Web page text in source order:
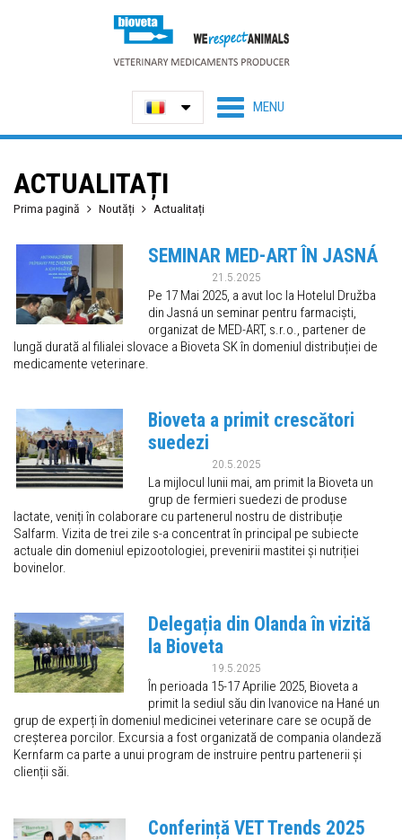
ACTUALITAȚI
Prima pagină Noutăți Actualitați
SEMINAR MED-ART ÎN JASNÁ
21.5.2025
Pe 17 Mai 2025, a avut loc la Hotelul Družba
din Jasná un seminar pentru farmaciști,
organizat de MED-ART, s.r.o., partener de
lungă durată al filialei slovace a Bioveta SK în domeniul distribuției de
medicamente veterinare.
Bioveta a primit crescători
suedezi
20.5.2025
La mijlocul lunii mai, am primit la Bioveta un
grup de fermieri suedezi de produse
lactate, veniți în colaborare cu partenerul nostru de distribuție
Salfarm. Vizita de trei zile s-a concentrat în principal pe subiecte
actuale din domeniul epizootologiei, prevenirii mastitei și nutriției
bovinelor.
Delegația din Olanda în vizită
la Bioveta
19.5.2025
În perioada 15-17 Aprilie 2025, Bioveta a
primit la sediul său din Ivanovice na Hané un
grup de experți în domeniul medicinei veterinare care se ocupă de
creșterea porcilor. Excursia a fost organizată de compania olandeză
Kernfarm ca parte a unui program de instruire pentru partenerii și
clienții săi.
Conferință VET Trends 2025